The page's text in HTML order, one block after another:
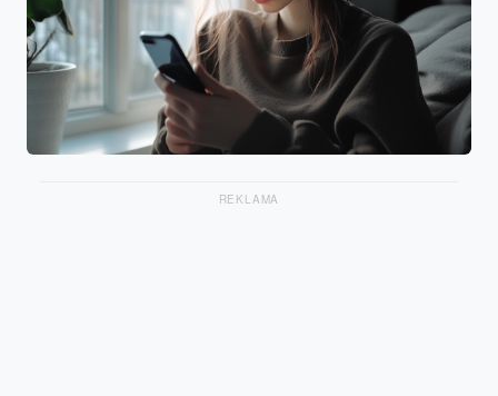
REKLAMA